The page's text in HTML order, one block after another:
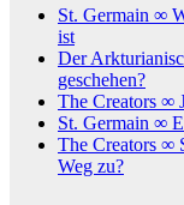
St. Germain ∞
ist
Der
geschehen?
The Creators ∞
St. Germain ∞
The Creators ∞
Weg zu?